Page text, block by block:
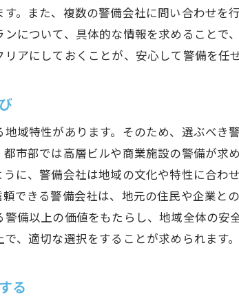
最新の警備技術を採用す
警備業界の法改正とその
セキュリティ技術の進化
警備会社の提供サービス
具体的な警備内容とその
警備会社ごとのサービス
企業向け警備と個人向け
警備サービスにおける付加
。また、複数の警備会社に問い合わせを
について、具体的な情報を求めること
アにしておくことが、安心して警備を任
域特性があります。そのため、選ぶべ
市部では高層ビルや商業施設の警備が
に、警備会社は地域の文化や特性に合
できる警備会社は、地元の住民や企業と
備以上の価値をもたらし、地域全体の
、適切な選択をすることが求められます。
る